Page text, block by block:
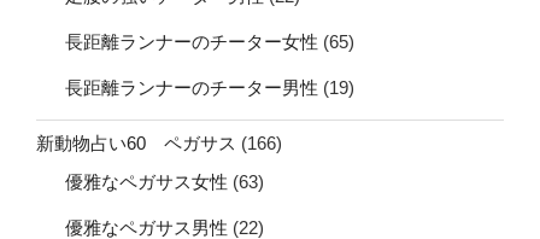
長距離ランナーのチーター女性 (65)
長距離ランナーのチーター男性 (19)
新動物占い60 ペガサス (166)
優雅なペガサス女性 (63)
優雅なペガサス男性 (22)